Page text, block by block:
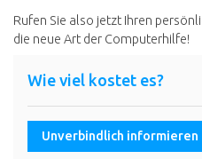
Rufen Sie also jetzt Ihren
die neue Art der Computerhilfe!
Wie viel kostet es?
Unverbindlich informieren